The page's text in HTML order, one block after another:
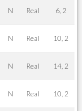
N Real 6, 2
N Real 10, 2
N Real 14, 2
N Real 10, 2